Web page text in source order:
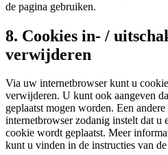
de pagina gebruiken.
8. Cookies in- /
verwijderen
Via uw internetbrowser kunt u
verwijderen. U kunt ook aangeven
geplaatst mogen worden. Een
internetbrowser zodanig instelt dat u
cookie wordt geplaatst. Meer
kunt u vinden in de instructies van